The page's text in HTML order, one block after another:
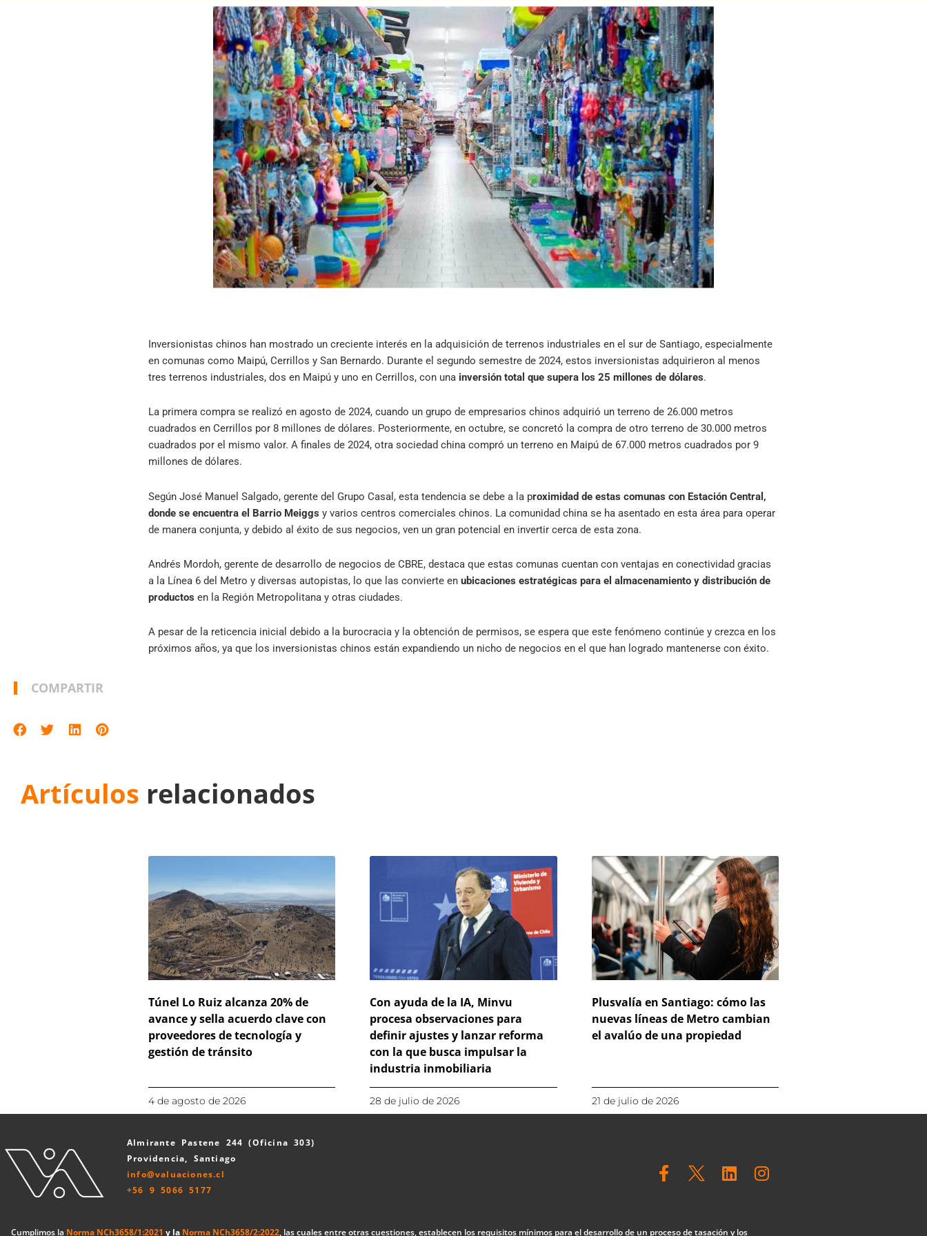
Inversionistas chinos han mostrado un creciente interés en la adquisición de terrenos industriales en el sur de Santiago, especialmente
en comunas como Maipú, Cerrillos y San Bernardo. Durante el segundo semestre de 2024, estos inversionistas adquirieron al menos
tres terrenos industriales, dos en Maipú y uno en Cerrillos, con una inversión total que supera los 25 millones de dólares.
La primera compra se realizó en agosto de 2024, cuando un grupo de empresarios chinos adquirió un terreno de 26.000 metros
cuadrados en Cerrillos por 8 millones de dólares. Posteriormente, en octubre, se concretó la compra de otro terreno de 30.000 metros
cuadrados por el mismo valor. A finales de 2024, otra sociedad china compró un terreno en Maipú de 67.000 metros cuadrados por 9
millones de dólares.
Según José Manuel Salgado, gerente del Grupo Casal, esta tendencia se debe a la proximidad de estas comunas con Estación Central,
donde se encuentra el Barrio Meiggs y varios centros comerciales chinos. La comunidad china se ha asentado en esta área para operar
de manera conjunta, y debido al éxito de sus negocios, ven un gran potencial en invertir cerca de esta zona.
Andrés Mordoh, gerente de desarrollo de negocios de CBRE, destaca que estas comunas cuentan con ventajas en conectividad gracias
a la Línea 6 del Metro y diversas autopistas, lo que las convierte enubicaciones estratégicas para el almacenamiento y distribución de
productos en la Región Metropolitana y otras ciudades.
A pesar de la reticencia inicial debido a la burocracia y la obtención de permisos, se espera que este fenómeno continúe y crezca en los
próximos años, ya que los inversionistas chinos están expandiendo un nicho de negocios en el que han logrado mantenerse con éxito.
COMPARTIR
Artículos relacionados
Túnel Lo Ruiz alcanza 20% de
avance y sella acuerdo clave con
proveedores de tecnología y
gestión de tránsito
4 de agosto de 2026
Con ayuda de la IA, Minvu
procesa observaciones para
definir ajustes y lanzar reforma
con la que busca impulsar la
industria inmobiliaria
28 de julio de 2026
Plusvalía en Santiago: cómo las
nuevas líneas de Metro cambian
el avalúo de una propiedad
21 de julio de 2026
Almirante Pastene 244 (Oficina 303)
Providencia, Santiago
info@valuaciones.cl
+56 9 5066 5177
F
a
L
i
I
n
Cumplimos la Norma NCh3658/1:2021 y la Norma NCh3658/2:2022, las cuales entre otras cuestiones, establecen los requisitos mínimos para el desarrollo de un proceso de tasación y los